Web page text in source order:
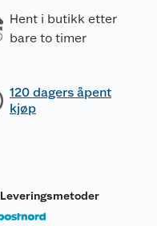
Hent i butikk etter
bare to timer
120 dagers åpent
kjøp
Leveringsmetoder